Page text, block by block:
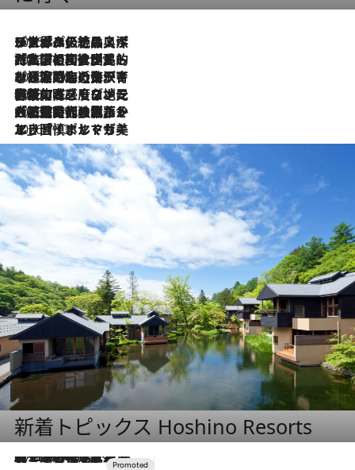
2026.8.8
リスボンの絶品スイーツ「パステル・デ・ナタ」とは？ポルトガル伝統の奥深い世界へ
2026.7.27
「私の祖国はポルトガル語です」国民的詩人フェルナンド・ペソアと、彼が愛した文学の街を歩く
2026.7.26
ポルトガル近海が育む極上の海の幸。キリリと冷えた白ワインと愉しむ、シーフード専門店の贅沢
2026.7.22
伝統の味をモダンに昇華。高感度な地元客が集う、リスボンの最旬ガストロノミー
2026.7.21
大航海時代の栄華から、震災、独裁、そして革命へ。ポルトガル・首都リスボンの石畳に刻まれた「歴史の光と影」
2026.7.13
エッセイ・ヤマザキマリ「慎ましくも美しき国 ポルトガル」
新着トピックス Hoshino Resorts
2026.8.7
【トンボの足水浴】ヒノキの香りに包まれて涼感マックス！約13℃の湧水かけ流しを避暑地「星野温泉 トンボの湯」で体験